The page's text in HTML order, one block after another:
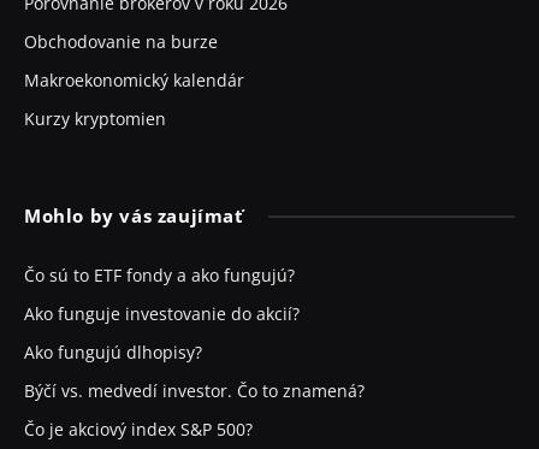
Obchodovanie na burze
Makroekonomický kalendár
Kurzy kryptomien
Mohlo by vás zaujímať
Čo sú to ETF fondy a ako fungujú?
Ako funguje investovanie do akcií?
Ako fungujú dlhopisy?
Býčí vs. medvedí investor. Čo to znamená?
Čo je akciový index S&P 500?